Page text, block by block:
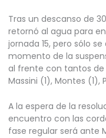
Tras un descanso de
retornó al agua para
jornada 15, pero sólo
momento de la
al frente con tantos
Massini (1), Montes
A la espera de la
encuentro con las
fase regular será ante